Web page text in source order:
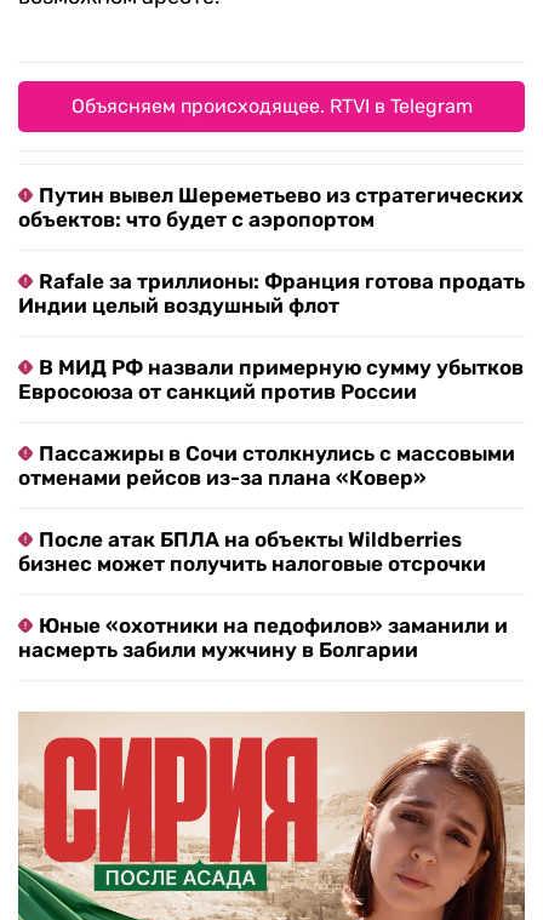
Объясняем происходящее. RTVI в Telegram
Путин вывел Шереметьево из стратегических
объектов: что будет с аэропортом
Rafale за триллионы: Франция готова продать
Индии целый воздушный флот
В МИД РФ назвали примерную сумму убытков
Евросоюза от санкций против России
Пассажиры в Сочи столкнулись с массовыми
отменами рейсов из-за плана «Ковер»
После атак БПЛА на объекты Wildberries
бизнес может получить налоговые отсрочки
Юные «охотники на педофилов» заманили и
насмерть забили мужчину в Болгарии